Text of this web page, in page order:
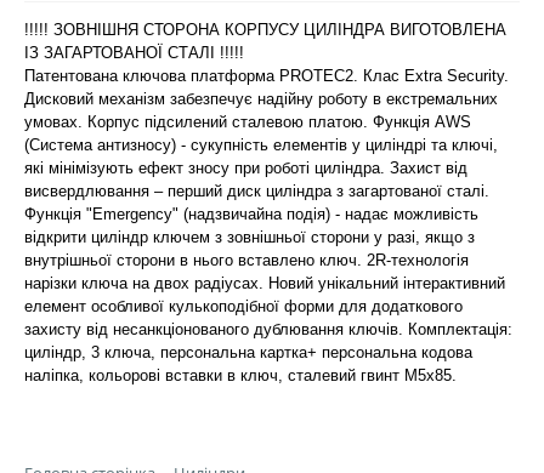
!!!!! ЗОВНІШНЯ СТОРОНА КОРПУСУ ЦИЛІНДРА ВИГОТОВЛЕНА
ІЗ ЗАГАРТОВАНОЇ СТАЛІ !!!!!
Патентована ключова платформа PROTEC2. Клас Extra Security.
Дисковий механізм забезпечує надійну роботу в екстремальних
умовах. Корпус підсилений сталевою платою. Функція AWS
(Система антизносу) - сукупність елементів у циліндрі та ключі,
які мінімізують ефект зносу при роботі циліндра. Захист від
висвердлювання – перший диск циліндра з загартованої сталі.
Функція "Emergency" (надзвичайна подія) - надає можливість
відкрити циліндр ключем з зовнішньої сторони у разі, якщо з
внутрішньої сторони в нього вставлено ключ. 2R-технологія
нарізки ключа на двох радіусах. Новий унікальний інтерактивний
елемент особливої кулькоподібної форми для додаткового
захисту від несанкціонованого дублювання ключів. Комплектація:
циліндр, 3 ключа, персональна картка+ персональна кодова
наліпка, кольорові вставки в ключ, сталевий гвинт М5х85.